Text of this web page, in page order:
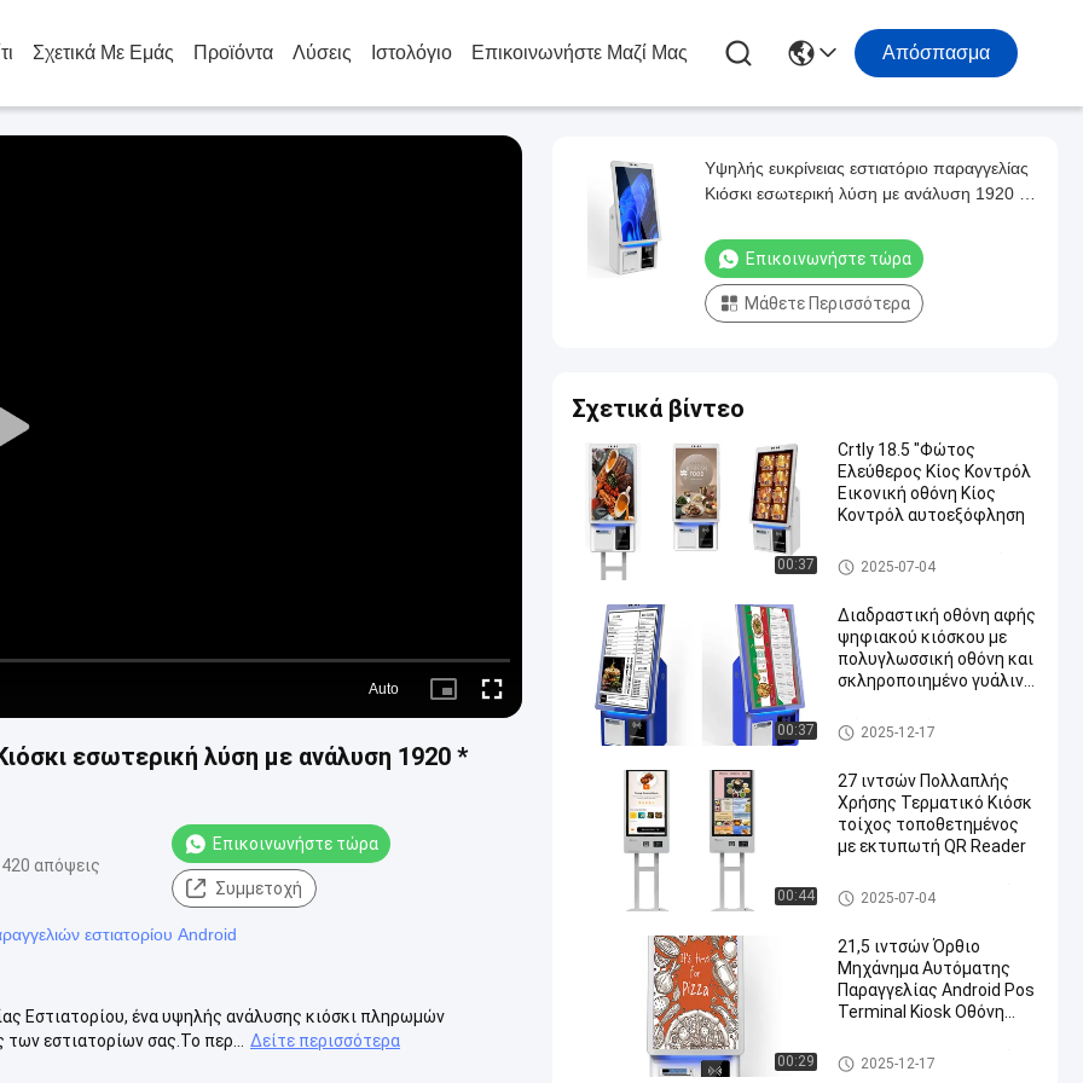
Σχετικά Με Εμάς Προϊόντα Λύσεις Ιστολόγιο Επικοινωνήστε Μαζί Μας Απόσπασμα
Play
Auto
Picture- Fullscreen
εσωτερική λύση με ανάλυση 1920 *
420 απόψεις
Επικοινωνήστε τώρα
Συμμετοχή
εστιατορίου Android
Εστιατορίου, ένα υψηλής ανάλυσης κιόσκι πληρωμών
εστιατορίων σας.Το περ...
Δείτε περισσότερα
Υψηλής ευκρίνειας εστιατόριο παραγγελίας
Κιόσκι εσωτερική λύση με ανάλυση 1920 *
Επικοινωνήστε τώρα
Μάθετε Περισσότερα
Σχετικά βίντεο
00:37
Crtly 18.5 "Φώτος
Ελεύθερος Κίος Κοντρόλ
Εικονική οθόνη Κίος
Κοντρόλ αυτοεξόφληση
Περίπτερο αυτοεξυπηρέτησ
ης
2025-07-04
00:37
Διαδραστική οθόνη αφής
ψηφιακού κιόσκου με
πολυγλωσσική οθόνη και
σκληροποιημένο γυάλινο
Κιόσκι με οθόνη αφής
2025-12-17
00:44
27 ιντσών Πολλαπλής
Χρήσης Τερματικό Κιόσκ
τοίχος τοποθετημένος
με εκτυπωτή QR Reader
Περίπτερο αυτοπληρωμών
2025-07-04
00:29
21,5 ιντσών Όρθιο
Μηχάνημα Αυτόματης
Παραγγελίας Android Pos
Terminal Kiosk Οθόνη
Θερμικός Εκτυπωτής
Περίπτερο αυτοπληρωμών
2025-12-17